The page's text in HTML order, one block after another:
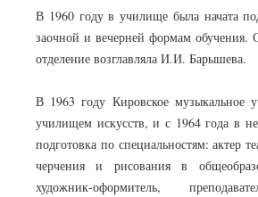
В 1960 году в училище была начата
заочной и вечерней формам обучения.
отделение возглавляла И.И. Барышева.
В 1963 году Кировское музыкальное
училищем искусств, и с 1964 года в
подготовка по специальностям: актер
черчения и рисования в
художник-оформитель,